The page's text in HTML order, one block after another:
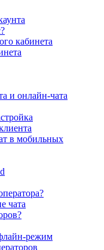
кабинета
и онлайн-чата
в мобильных
чата
режим